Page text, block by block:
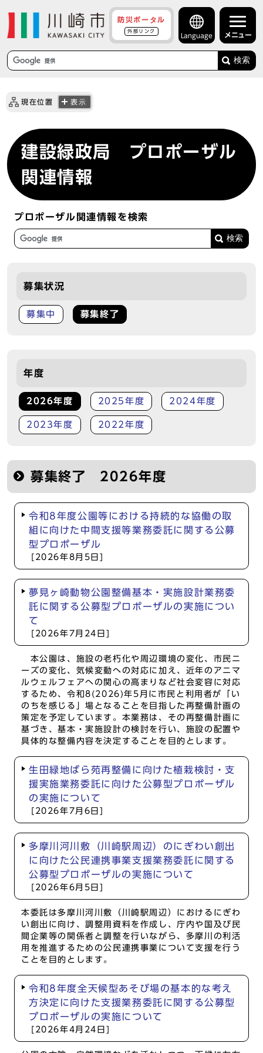
防災ポータル
外部リンク
Language メニュー
検索
現在位置 表示
建設緑政局 プロポーザル
関連情報
プロポーザル関連情報を検索
募集状況
募集中 募集終了
年度
2026年度 2025年度 2024年度
2023年度 2022年度
募集終了 2026年度
令和8年度公園等における持続的な協働の取
組に向けた中間支援等業務委託に関する公募
型プロポーザル
[2026年8月5日]
夢見ヶ崎動物公園整備基本・実施設計業務委
託に関する公募型プロポーザルの実施につい
て
[2026年7月24日]
本公園は、施設の老朽化や周辺環境の変化、市民ニ
ーズの変化、気候変動への対応に加え、近年のアニマ
ルウェルフェアへの関心の高まりなど社会変容に対応
するため、令和8(2026)年5月に市民と利用者が「い
のちを感じる」場となることを目指した再整備計画の
策定を予定しています。本業務は、その再整備計画に
基づき、基本・実施設計の検討を行い、施設の配置や
具体的な整備内容を決定することを目的とします。
生田緑地ばら苑再整備に向けた植栽検討・支
援実施業務委託に向けた公募型プロポーザル
の実施について
[2026年7月6日]
多摩川河川敷（川崎駅周辺）のにぎわい創出
に向けた公民連携事業支援業務委託に関する
公募型プロポーザルの実施について
[2026年6月5日]
本委託は多摩川河川敷（川崎駅周辺）におけるにぎわ
い創出に向け、調整用資料を作成し、庁内や国及び民
間企業等の関係者と調整を行いながら、多摩川の利活
用を推進するための公民連携事業について支援を行う
ことを目的とします。
令和8年度全天候型あそび場の基本的な考え
方決定に向けた支援業務委託に関する公募型
プロポーザルの実施について
[2026年4月24日]